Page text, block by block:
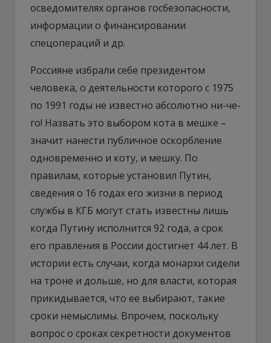
осведомителях органов госбезопасности,
информации о финансировании
спецопераций и др.
Россияне избрали себе президентом
человека, о деятельности которого с 1975
по 1991 годы не известно абсолютно ни-че-
го! Назвать это выбором кота в мешке –
значит нанести публичное оскорбление
одновременно и коту, и мешку. По
правилам, которые установил Путин,
сведения о 16 годах его жизни в период
службы в КГБ могут стать известны лишь
когда Путину исполнится 92 года, а срок
его правления в России достигнет 44 лет. В
истории есть случаи, когда монархи сидели
на троне и дольше, но для власти, которая
прикидывается, что ее выбирают, такие
сроки немыслимы. Впрочем, поскольку
вопрос о сроках секретности документов